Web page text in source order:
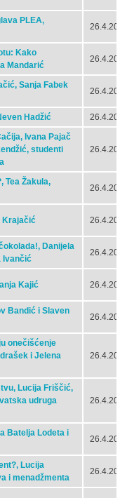
PLEA,
Kako
Mandarić
Sanja Fabek
Hadžić
Ivana Pajač
studenti
Tea Žakula,
Krajačić
Danijela
Ivančić
Kajić
Bandić i Slaven
onečišćenje
i Jelena
Lucija Friščić,
udruga
Batelja Lodeta i
Lucija
i menadžmenta